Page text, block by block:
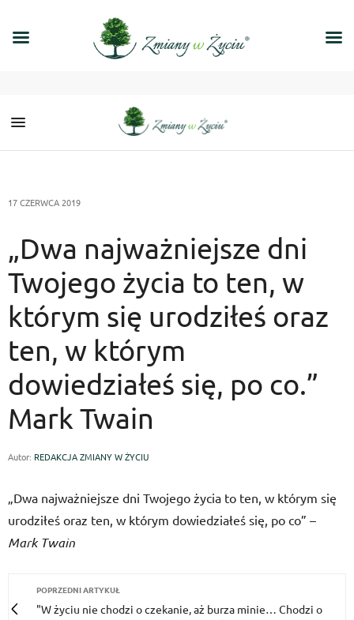
17 CZERWCA 2019
„Dwa najważniejsze dni
Twojego życia to ten, w
którym się urodziłeś oraz
ten, w którym
dowiedziałeś się, po co.”
Mark Twain
Autor: REDAKCJA ZMIANY W ŻYCIU
„Dwa najważniejsze dni Twojego życia to ten, w którym się
urodziłeś oraz ten, w którym dowiedziałeś się, po co” –
Mark Twain
POPRZEDNI ARTYKUŁ
"W życiu nie chodzi o czekanie, aż burza minie… Chodzi o